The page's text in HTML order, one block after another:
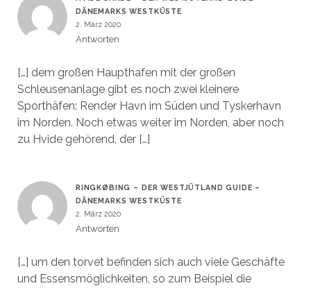
DÄNEMARKS WESTKÜSTE
2. März 2020
Antworten
[…] dem großen Haupthafen mit der großen
Schleusenanlage gibt es noch zwei kleinere
Sporthäfen: Render Havn im Süden und Tyskerhavn
im Norden. Noch etwas weiter im Norden, aber noch
zu Hvide gehörend, der […]
RINGKØBING – DER WESTJÜTLAND GUIDE –
DÄNEMARKS WESTKÜSTE
2. März 2020
Antworten
[…] um den torvet befinden sich auch viele Geschäfte
und Essensmöglichkeiten, so zum Beispiel die